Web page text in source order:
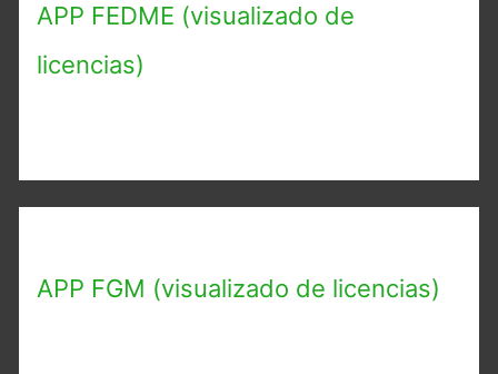
APP FEDME (visualizado de
licencias)
APP FGM (visualizado de licencias)